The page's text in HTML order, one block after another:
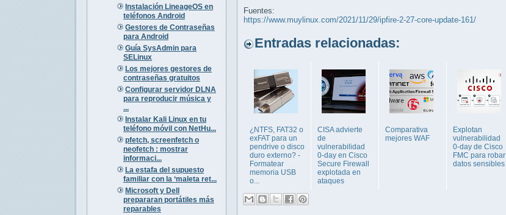
Instalación LineageOS en
teléfonos Android
Gestores de Contraseñas
para Android
Guía SysAdmin para
SELinux
Los mejores gestores de
contraseñas gratuitos
Configurar servidor DLNA
para reproducir música y
...
Instalar Kali Linux en tu
teléfono móvil con NetHu...
pfetch, screenfetch o
neofetch : mostrar
informaci...
La estafa del supuesto
familiar con la ‘maleta ret...
Microsoft y Dell
prepararan portátiles más
reparables
Fuentes:
https://www.muylinux.com/2021/11/29/ipfire-2-27-core-update-161/
Entradas relacionadas:
¿NTFS, FAT32 o
exFAT para un
pendrive o disco
duro externo? -
Formatear
memoria USB
o...
CISA advierte
de
vulnerabilidad
0-day en Cisco
Secure Firewall
explotada en
ataques
Comparativa
mejores WAF
Explotan
vulnerabilidad
0-day de Cisco
FMC para robar
datos sensibles